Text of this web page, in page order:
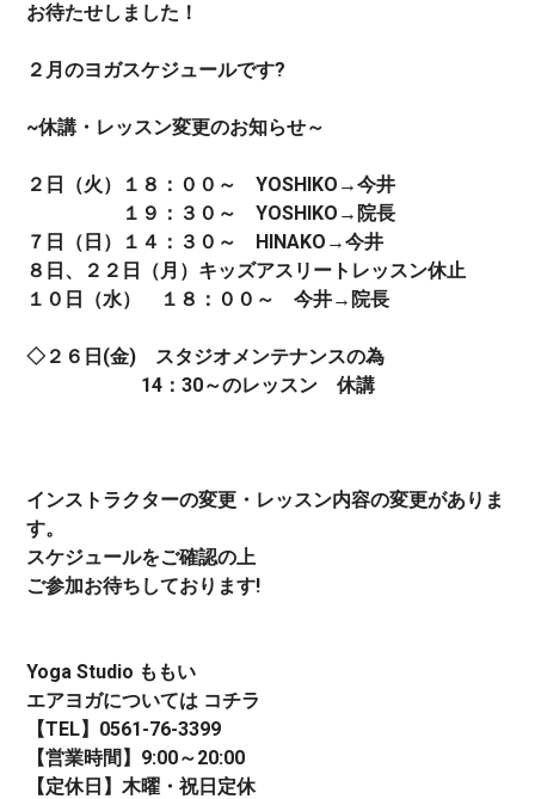
お待たせしました！
２月のヨガスケジュールです?
~休講・レッスン変更のお知らせ～
２日（火）１８：００～ YOSHIKO→今井
１９：３０～ YOSHIKO→院長
７日（日）１４：３０～ HINAKO→今井
８日、２２日（月）キッズアスリートレッスン休止
１０日（水） １８：００～ 今井→院長
◇２６日(金) スタジオメンテナンスの為
14：30～のレッスン 休講
インストラクターの変更・レッスン内容の変更がありま
す。
スケジュールをご確認の上
ご参加お待ちしております!
Yoga Studio ももい
エアヨガについては コチラ
【TEL】0561-76-3399
【営業時間】9:00～20:00
【定休日】木曜・祝日定休